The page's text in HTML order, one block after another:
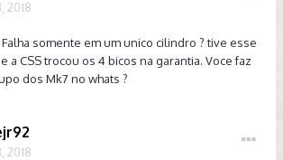
2018
somente em um unico cilindro ? tive esse
a CSS trocou os 4 bicos na garantia. Voce faz
dos Mk7 no whats ?
2018